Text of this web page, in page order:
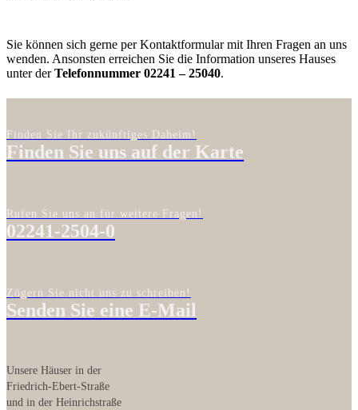
Sie können sich gerne per Kontaktformular mit Ihren Fragen an uns
wenden. Ansonsten erreichen Sie die Information unseres Hauses
unter derTelefonnummer 02241 – 25040.
Finden Sie Ihr zukünftiges Daheim!
Finden Sie uns auf der Karte
Rufen Sie uns an für weitere Fragen!
02241-2504-0
Zögern Sie nicht uns zu schreiben!
Senden Sie eine E-Mail
Unsere Häuser in der
Friedrich-Ebert-Straße
und in der Heinrichstraße